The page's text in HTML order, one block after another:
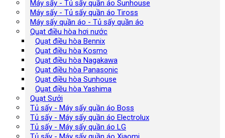
Máy sấy - Tủ sấy quần áo Sunhouse
Máy sấy - Tủ sấy quần áo Tiross
Máy sấy quần áo - Tủ sấy quần áo
Quạt điều hòa hơi nước
Quạt điều hòa Bennix
Quạt điều hòa Kosmo
Quạt điều hòa Nagakawa
Quạt điều hòa Panasonic
Quạt điều hòa Sunhouse
Quạt điều hòa Yashima
Quạt Sưởi
Tủ sấy - Máy sấy quần áo Boss
Tủ sấy - Máy sấy quần áo Electrolux
Tủ sấy - Máy sấy quần áo LG